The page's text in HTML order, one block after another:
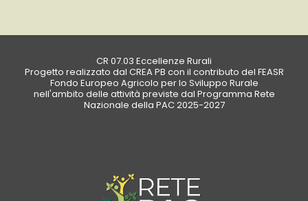
CR 07.03 Eccellenze Rurali
Progetto realizzato dal CREA PB con il contributo del FEASR
Fondo Europeo Agricolo per lo Sviluppo Rurale
nell'ambito delle attività previste dal Programma Rete
Nazionale della PAC 2025-2027